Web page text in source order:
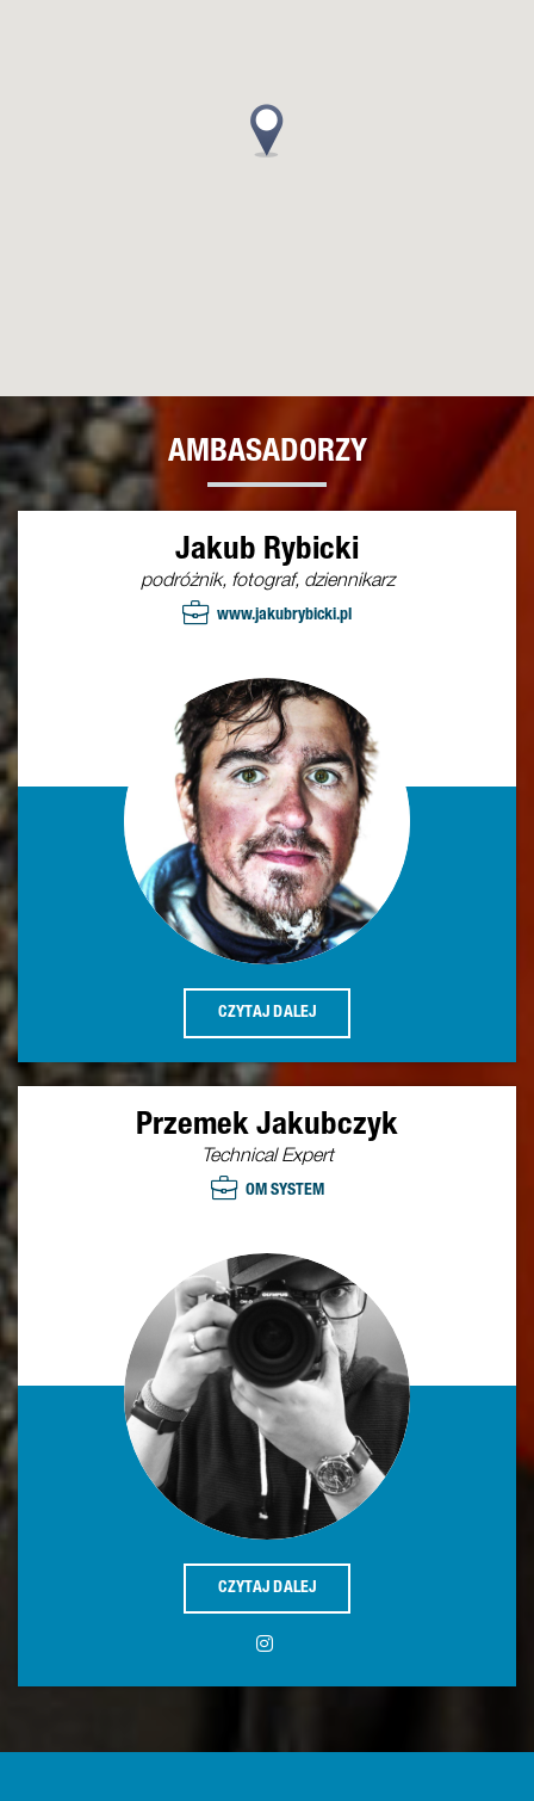
AMBASADORZY
Jakub Rybicki
podróżnik, fotograf, dziennikarz
www.jakubrybicki.pl
CZYTAJ DALEJ
Przemek Jakubczyk
Technical Expert
OM SYSTEM
CZYTAJ DALEJ